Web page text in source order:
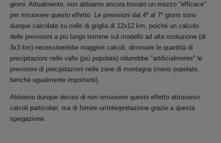
giorni. Attualmente, non abbiamo ancora trovato un mezzo "efficace"
per rimuovere questo effetto. Le previsioni dal 4º al 7º giorni sono
dunque calcolate su celle di griglia di 12x12 km, poiché un calcolo
delle previsioni a più lungo termine sul modello ad alta risoluzione (di
3x3 km) necessiterebbe maggiori calcoli; diminuire le quantità di
precipitazioni nelle valle (più popolate) ridurrebbe "artificialmente" le
previsioni di precipitazioni nelle zone di montagna (meno popolate,
benché ugualmente importanti).
Abbiamo dunque deciso di non rimuovere questo effetto attraverso
calcoli particolari, ma di fornire un'interpretazione grazie a questa
spiegazione.